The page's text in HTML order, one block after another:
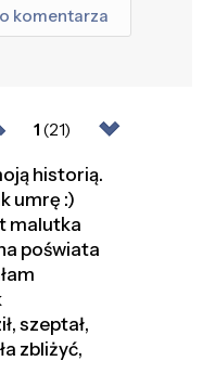
komentarza
1 (21)
historią.
umrę :)
malutka
poświata
szeptał,
zbliżyć,